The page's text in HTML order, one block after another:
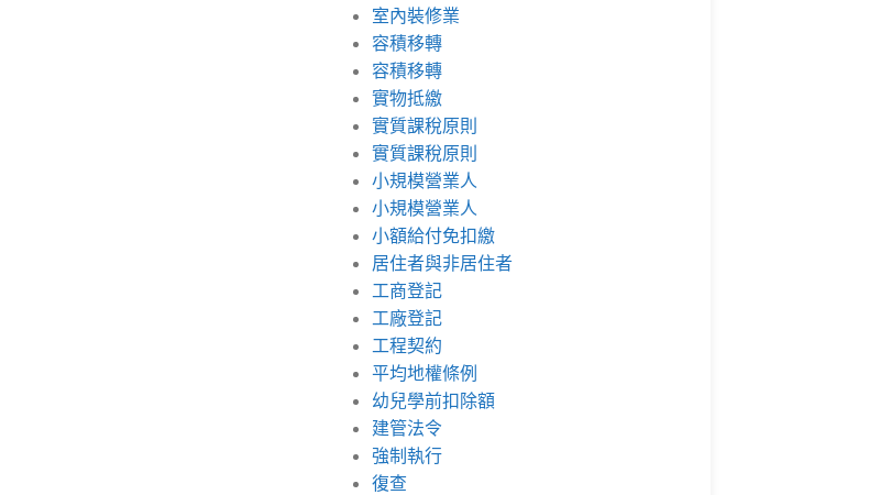
室內裝修業
容積移轉
容積移轉
實物抵繳
實質課稅原則
實質課稅原則
小規模營業人
小規模營業人
小額給付免扣繳
居住者與非居住者
工商登記
工廠登記
工程契約
平均地權條例
幼兒學前扣除額
建管法令
強制執行
復查